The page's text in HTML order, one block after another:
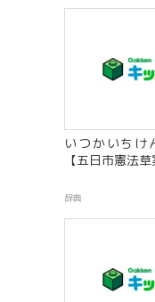
いつかいちけ
【五日市憲法草
辞典